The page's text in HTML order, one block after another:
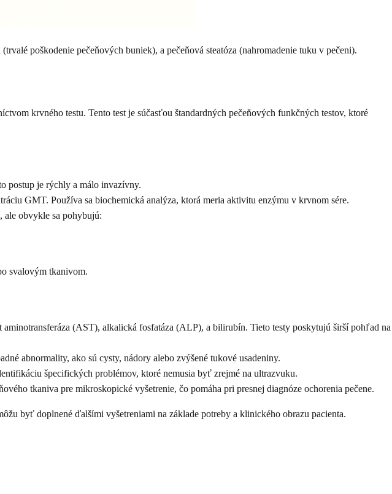
poškodenie pečeňových buniek), a pečeňová steatóza (nahromadenie tuku v pečeni).
krvného testu. Tento test je súčasťou štandardných pečeňových funkčných testov, ktoré
postup je rýchly a málo invazívny.
GMT. Používa sa biochemická analýza, ktorá meria aktivitu enzýmu v krvnom sére.
ale obvykle sa pohybujú:
svalovým tkanivom.
(AST), alkalická fosfatáza (ALP), a bilirubín. Tieto testy poskytujú širší pohľad na
abnormality, ako sú cysty, nádory alebo zvýšené tukové usadeniny.
špecifických problémov, ktoré nemusia byť zrejmé na ultrazvuku.
tkaniva pre mikroskopické vyšetrenie, čo pomáha pri presnej diagnóze ochorenia pečene.
byť doplnené ďalšími vyšetreniami na základe potreby a klinického obrazu pacienta.